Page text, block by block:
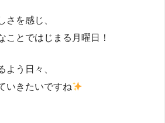
さを感じ、
ことではじまる月曜日！
よう日々、
いきたいですね